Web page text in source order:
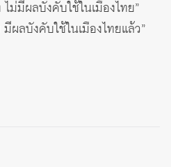
ม่มีผลบังคับใช้ในเมืองไทย”
ผลบังคับใช้ในเมืองไทยแล้ว”